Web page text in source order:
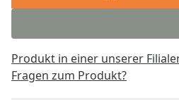
Produkt in einer unserer
Fragen zum Produkt?